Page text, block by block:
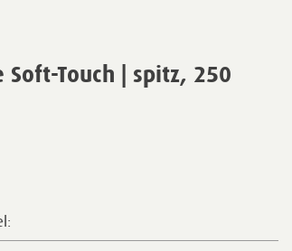
Soft-Touch | spitz, 250